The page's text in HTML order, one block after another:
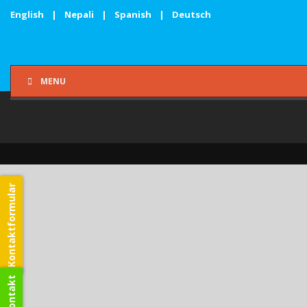
English | Nepali | Spanish | Deutsch
MENU
Kontaktformular